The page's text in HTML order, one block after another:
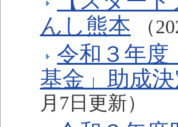
んし熊本
（
令和３年度
基金」助成
月7日更新）